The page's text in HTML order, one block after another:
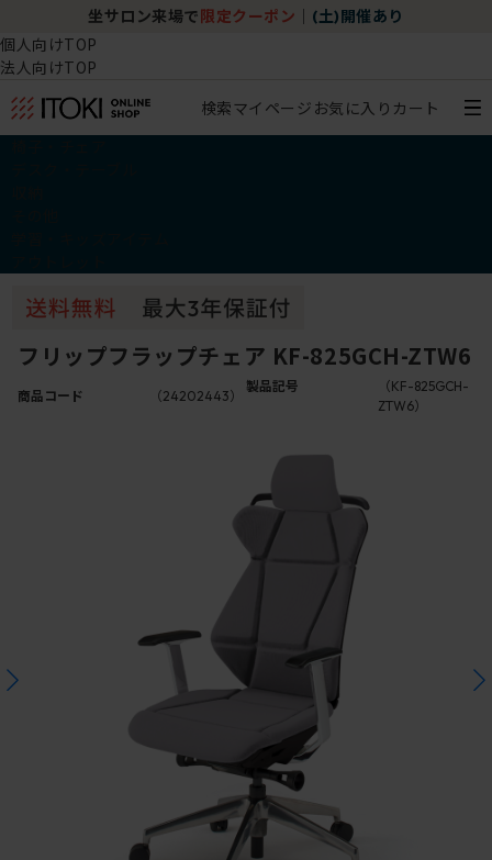
坐サロン来場で 限定クーポン (土)開催あり
個人向けTOP
法人向けTOP
検索マイページ お気に入り カート
フリップフラップチェア KF-825GCH-ZTW6
商品コード （24202443）
製品記号
（KF-825GCH-
ZTW6）